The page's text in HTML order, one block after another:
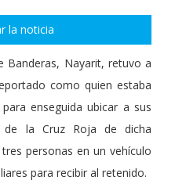
la noticia
Banderas, Nayarit, retuvo a
como quien estaba
enseguida ubicar a sus
de la Cruz Roja de dicha
personas en un vehículo
para recibir al retenido.